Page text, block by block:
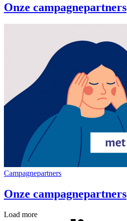
Onze campagnepartners
Campagnepartners
Onze campagnepartners
Load more